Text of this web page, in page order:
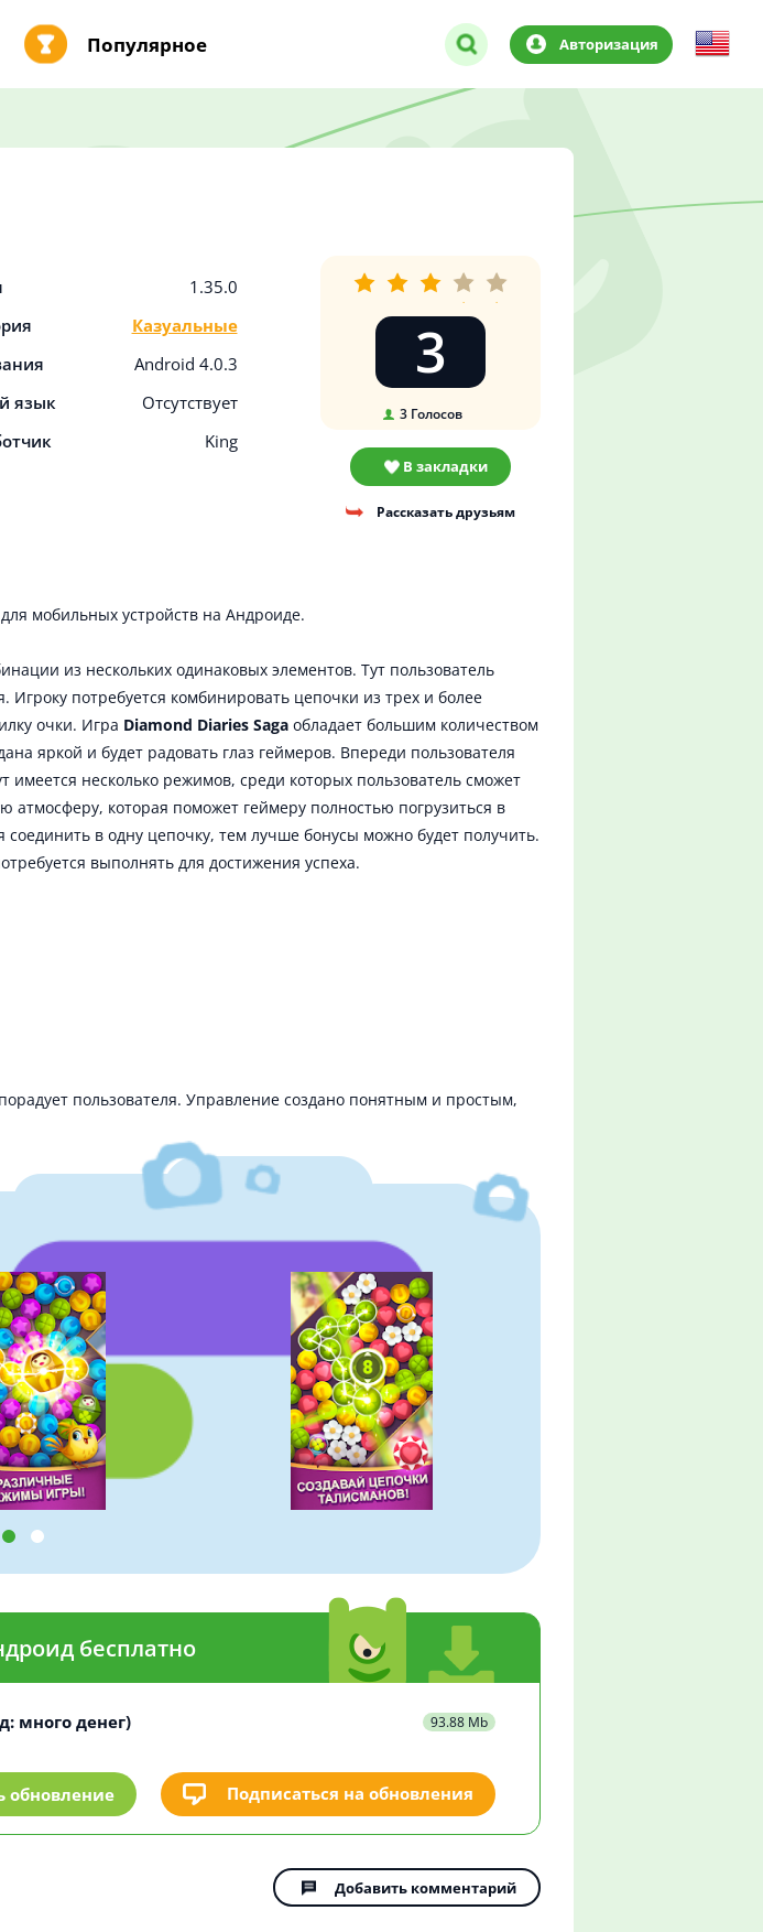
Популярное Авторизация
1.35.0
Казуальные
Android 4.0.3
язык
Отсутствует
King
3
3Голосов
В закладки
Рассказать друзьям
мобильных устройств на Андроиде.
из нескольких одинаковых элементов. Тут пользователь
потребуется комбинировать цепочки из трех и более
очки. Игра Diamond Diaries Saga обладает большим количеством
яркой и будет радовать глаз геймеров. Впереди пользователя
имеется несколько режимов, среди которых пользователь сможет
которая поможет геймеру полностью погрузиться в
в одну цепочку, тем лучше бонусы можно будет получить.
выполнять для достижения успеха.
пользователя. Управление создано понятным и простым,
бесплатно
много денег) 93.88 Mb
обновление Подписаться на обновления
Добавить комментарий